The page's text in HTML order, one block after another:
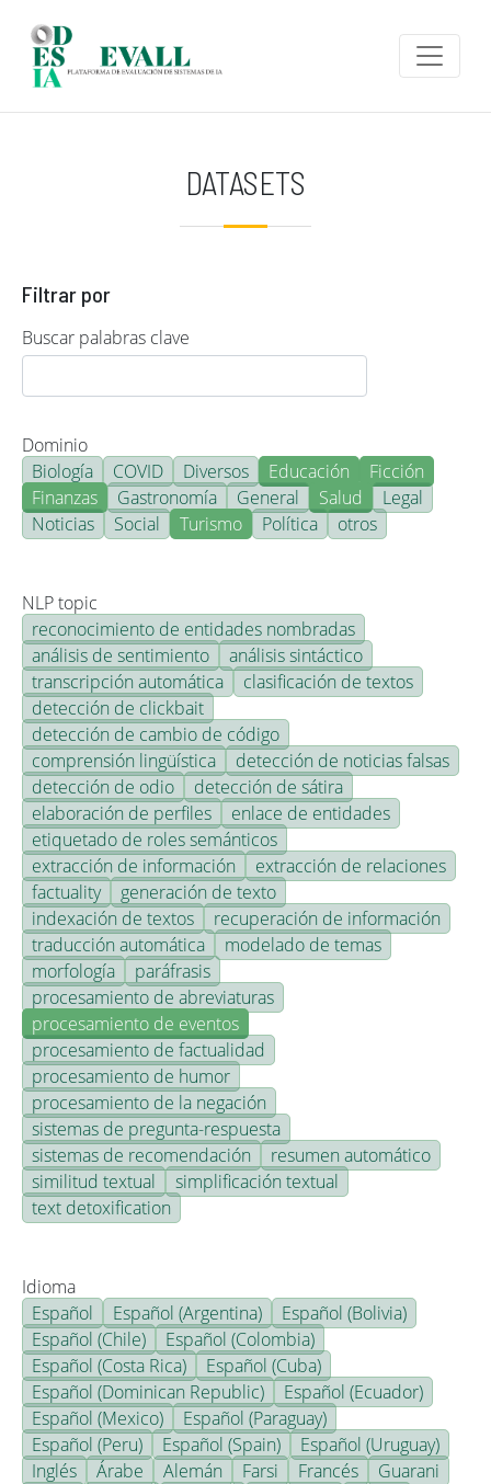
DATASETS
Filtrar por
Buscar palabras clave
Dominio
Biología
COVID Diversos Educación
Ficción
Finanzas
Gastronomía General Salud
Legal
Noticias
Social Turismo Política otros
NLP topic
reconocimiento de entidades nombradas
análisis de sentimiento
análisis sintáctico
transcripción automática
clasificación de textos
detección de clickbait
detección de cambio de código
comprensión lingüística
detección de noticias falsas
detección de odio
detección de sátira
elaboración de perfiles
enlace de entidades
etiquetado de roles semánticos
extracción de información
extracción de relaciones
factuality
generación de texto
indexación de textos
recuperación de información
traducción automática
modelado de temas
morfología
paráfrasis
procesamiento de abreviaturas
procesamiento de eventos
procesamiento de factualidad
procesamiento de humor
procesamiento de la negación
sistemas de pregunta-respuesta
sistemas de recomendación
resumen automático
similitud textual
simplificación textual
text detoxification
Idioma
Español
Español (Argentina)
Español (Bolivia)
Español (Chile)
Español (Colombia)
Español (Costa Rica)
Español (Cuba)
Español (Dominican Republic)
Español (Ecuador)
Español (Mexico)
Español (Paraguay)
Español (Peru)
Español (Spain)
Español (Uruguay)
Inglés
Árabe Alemán Farsi Francés
Guarani